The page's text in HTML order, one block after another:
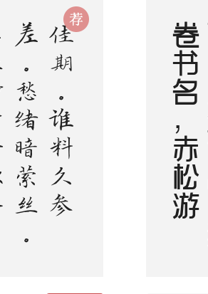
佳
期
。
谁
料
久
参
差
。
愁
绪
暗
萦
丝
。
想
应
妙
舞
清
歌
罢
，
又
还
对
、
秋
色
嗟
咨
。
惟
有
画
楼
，
当
时
明
月
，
两
处
照
相
思
。